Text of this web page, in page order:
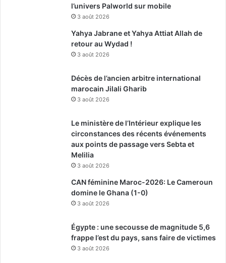
l’univers Palworld sur mobile
3 août 2026
Yahya Jabrane et Yahya Attiat Allah de
retour au Wydad !
3 août 2026
Décès de l’ancien arbitre international
marocain Jilali Gharib
3 août 2026
Le ministère de l’Intérieur explique les
circonstances des récents événements
aux points de passage vers Sebta et
Melilia
3 août 2026
CAN féminine Maroc-2026: Le Cameroun
domine le Ghana (1-0)
3 août 2026
Égypte : une secousse de magnitude 5,6
frappe l’est du pays, sans faire de victimes
3 août 2026